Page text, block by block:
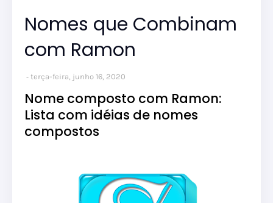
Nomes que Combinam
com Ramon
terça-feira, junho 16, 2020
Nome composto com Ramon:
Lista com idéias de nomes
compostos